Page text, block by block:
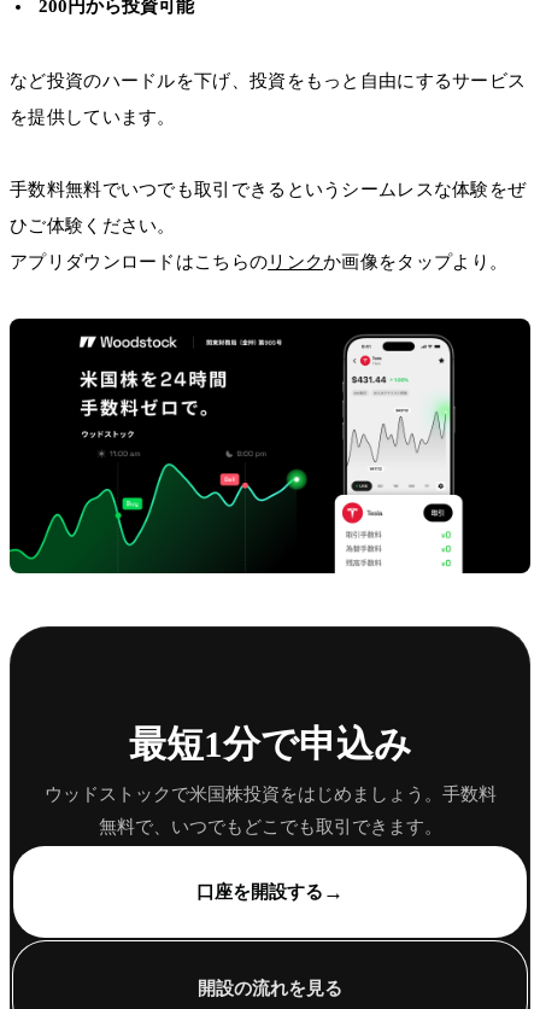
200円から投資可能
など投資のハードルを下げ、投資をもっと自由にするサービス
を提供しています。
手数料無料でいつでも取引できるというシームレスな体験をぜ
ひご体験ください。
アプリダウンロードはこちらのリンクか画像をタップより。
最短1分で申込み
ウッドストックで米国株投資をはじめましょう。手数料
無料で、いつでもどこでも取引できます。
口座を開設する →
開設の流れを見る